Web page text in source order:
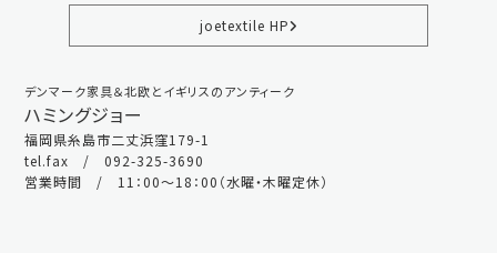
joetextile HP
デンマーク家具＆北欧とイギリスのアンティーク
ハミングジョー
福岡県糸島市二丈浜窪179-1
tel.fax / 092-325-3690
営業時間 / 11：00～18：00（水曜・木曜定休）